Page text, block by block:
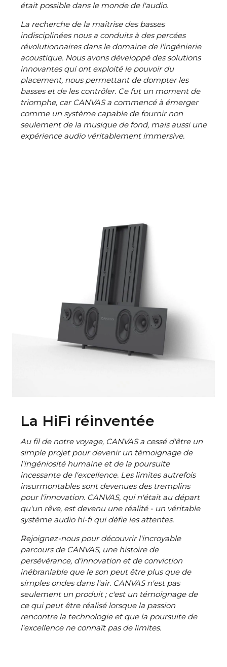
était possible dans le monde de l'audio.
La recherche de la maîtrise des basses
indisciplinées nous a conduits à des percées
révolutionnaires dans le domaine de l'ingénierie
acoustique. Nous avons développé des solutions
innovantes qui ont exploité le pouvoir du
placement, nous permettant de dompter les
basses et de les contrôler. Ce fut un moment de
triomphe, car CANVAS a commencé à émerger
comme un système capable de fournir non
seulement de la musique de fond, mais aussi une
expérience audio véritablement immersive.
La HiFi réinventée
Au fil de notre voyage, CANVAS a cessé d'être un
simple projet pour devenir un témoignage de
l'ingéniosité humaine et de la poursuite
incessante de l'excellence. Les limites autrefois
insurmontables sont devenues des tremplins
pour l'innovation. CANVAS, qui n'était au départ
qu'un rêve, est devenu une réalité - un véritable
système audio hi-fi qui défie les attentes.
Rejoignez-nous pour découvrir l'incroyable
parcours de CANVAS, une histoire de
persévérance, d'innovation et de conviction
inébranlable que le son peut être plus que de
simples ondes dans l'air. CANVAS n'est pas
seulement un produit ; c'est un témoignage de
ce qui peut être réalisé lorsque la passion
rencontre la technologie et que la poursuite de
l'excellence ne connaît pas de limites.